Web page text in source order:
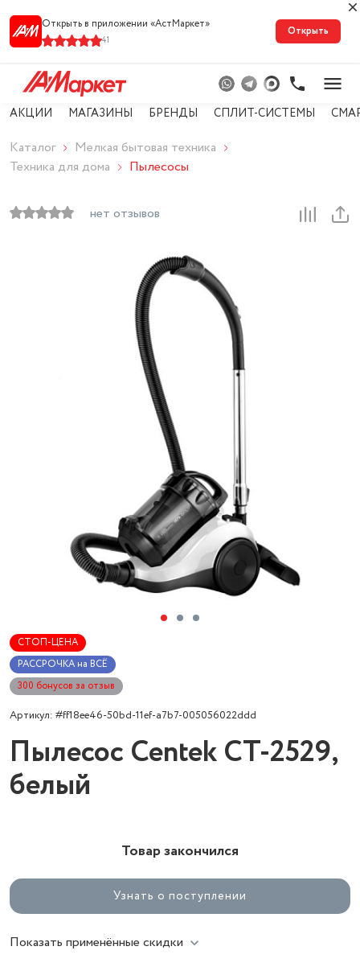
Открыть в приложении «АстМарке‪т‬»
41
Открыть
АКЦИИ МАГАЗИНЫ БРЕНДЫ СПЛИТ-СИСТЕМЫ
Каталог
Мелкая бытовая техника
Техника для дома
Пылесосы
нет отзывов
СТОП-ЦЕНА
РАССРОЧКА на ВСЁ
300 бонусов за отзыв
Артикул: #ff18ee46-50bd-11ef-a7b7-005056022ddd
Пылесос Centek CT-2529,
белый
Товар закончился
Узнать о поступлении
Показать применённые скидки